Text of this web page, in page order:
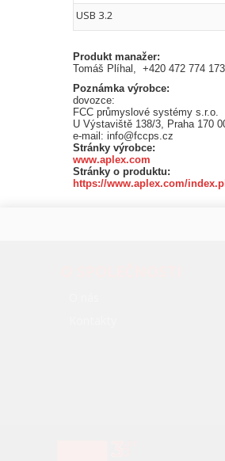
USB 3.2
Produkt manažer:
Tomáš Plíhal, +420 472 774
Poznámka výrobce:
dovozce:
FCC průmyslové systémy s.r.o.
U Výstaviště 138/3, Praha 170
e-mail: info@fccps.cz
Stránky výrobce:
www.aplex.com
Stránky o produktu:
https://www.aplex.com/